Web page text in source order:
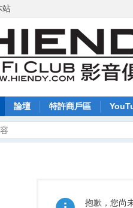
站
論壇 特許商戶區
抱歉，您尚